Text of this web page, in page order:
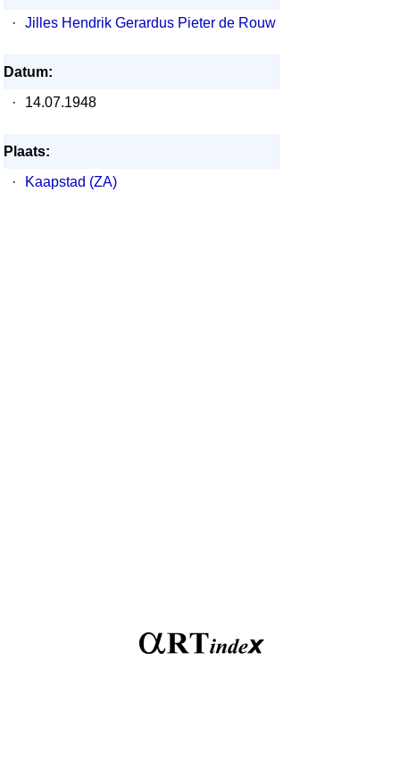
·
Jilles Hendrik Gerardus Pieter de Rouw
Datum:
·
14.07.1948
Plaats:
·
Kaapstad (ZA)